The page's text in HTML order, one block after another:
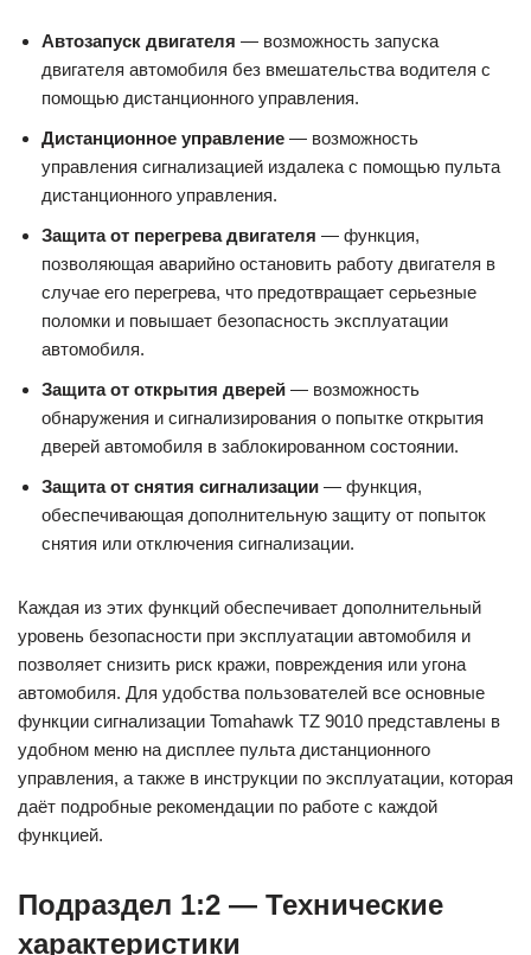
Автозапуск двигателя — возможность запуска
двигателя автомобиля без вмешательства водителя с
помощью дистанционного управления.
Дистанционное управление — возможность
управления сигнализацией издалека с помощью пульта
дистанционного управления.
Защита от перегрева двигателя — функция,
позволяющая аварийно остановить работу двигателя в
случае его перегрева, что предотвращает серьезные
поломки и повышает безопасность эксплуатации
автомобиля.
Защита от открытия дверей — возможность
обнаружения и сигнализирования о попытке открытия
дверей автомобиля в заблокированном состоянии.
Защита от снятия сигнализации — функция,
обеспечивающая дополнительную защиту от попыток
снятия или отключения сигнализации.
Каждая из этих функций обеспечивает дополнительный
уровень безопасности при эксплуатации автомобиля и
позволяет снизить риск кражи, повреждения или угона
автомобиля. Для удобства пользователей все основные
функции сигнализации Tomahawk TZ 9010 представлены в
удобном меню на дисплее пульта дистанционного
управления, а также в инструкции по эксплуатации, которая
даёт подробные рекомендации по работе с каждой
функцией.
Подраздел 1:2 — Технические
характеристики